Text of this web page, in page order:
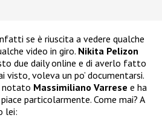
se è riuscita a vedere qualche
video in giro. Nikita Pelizon
due daily online e di averlo fatto
visto, voleva un po’ documentarsi.
notato Massimiliano Varrese e ha
particolarmente. Come mai? A
lei: